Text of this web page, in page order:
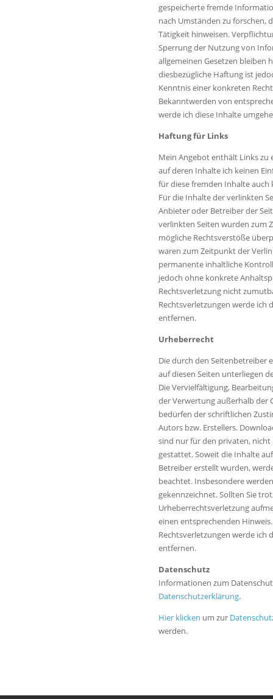
gespeicherte fremde
nach Umständen zu forschen,
Tätigkeit hinweisen.
Sperrung der Nutzung von
allgemeinen Gesetzen bleiben
diesbezügliche Haftung ist
Kenntnis einer konkreten
Bekanntwerden von
werde ich diese Inhalte
Haftung für Links
Mein Angebot enthält Links
auf deren Inhalte ich keinen
für diese fremden Inhalte auch
Für die Inhalte der verlinkten
Anbieter oder Betreiber der
verlinkten Seiten wurden zum
mögliche Rechtsverstöße
waren zum Zeitpunkt der
permanente inhaltliche
jedoch ohne konkrete
Rechtsverletzung nicht
Rechtsverletzungen werde ich
entfernen.
Urheberrecht
Die durch den Seitenbetreiber
auf diesen Seiten unterliegen
Die Vervielfältigung,
der Verwertung außerhalb der
bedürfen der schriftlichen
Autors bzw. Erstellers.
sind nur für den privaten,
gestattet. Soweit die Inhalte
Betreiber erstellt wurden,
beachtet. Insbesondere
gekennzeichnet. Sollten Sie
Urheberrechtsverletzung
einen entsprechenden
Rechtsverletzungen werde ich
entfernen.
Datenschutz
Informationen zum
Datenschutzerklärung.
Hier klicken um zur
werden.